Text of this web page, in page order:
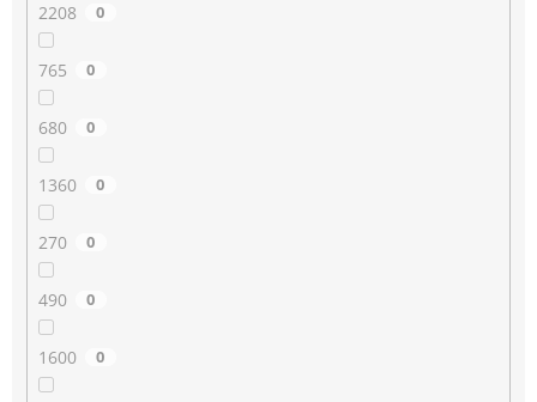
2208 0
765 0
680 0
1360 0
270 0
490 0
1600 0